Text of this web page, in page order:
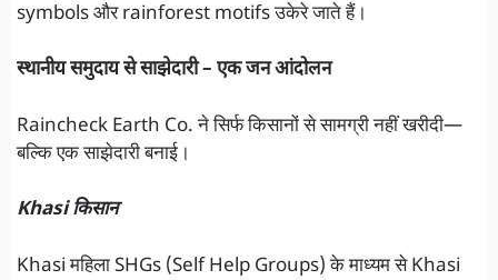
symbols और rainforest motifs उकेरे जाते हैं।
स्थानीय समुदाय से साझेदारी – एक जन आंदोलन
Raincheck Earth Co. ने सिर्फ किसानों से सामग्री नहीं खरीदी—
बल्कि एक साझेदारी बनाई।
Khasi किसान
Khasi महिला SHGs (Self Help Groups) के माध्यम से Khasi